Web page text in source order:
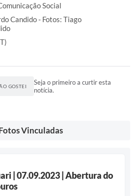
Social
Candido - Fotos: Tiago
GOSTEI
Seja o primeiro a curtir esta
notícia.
Vinculadas
| 07.09.2023 | Abertura do